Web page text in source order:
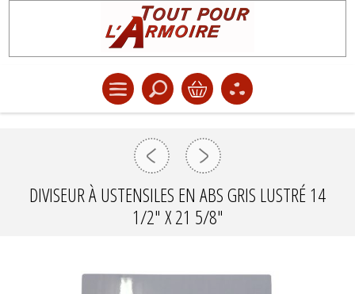
DIVISEUR À USTENSILES EN ABS GRIS LUSTRÉ 14
1/2" X 21 5/8"